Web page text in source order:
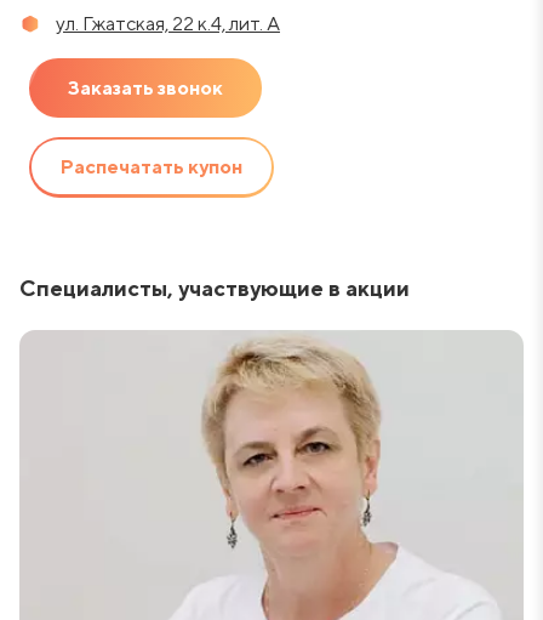
ул. Гжатская, 22 к.4, лит. А
Заказать звонок
Распечатать купон
Специалисты, участвующие в акции